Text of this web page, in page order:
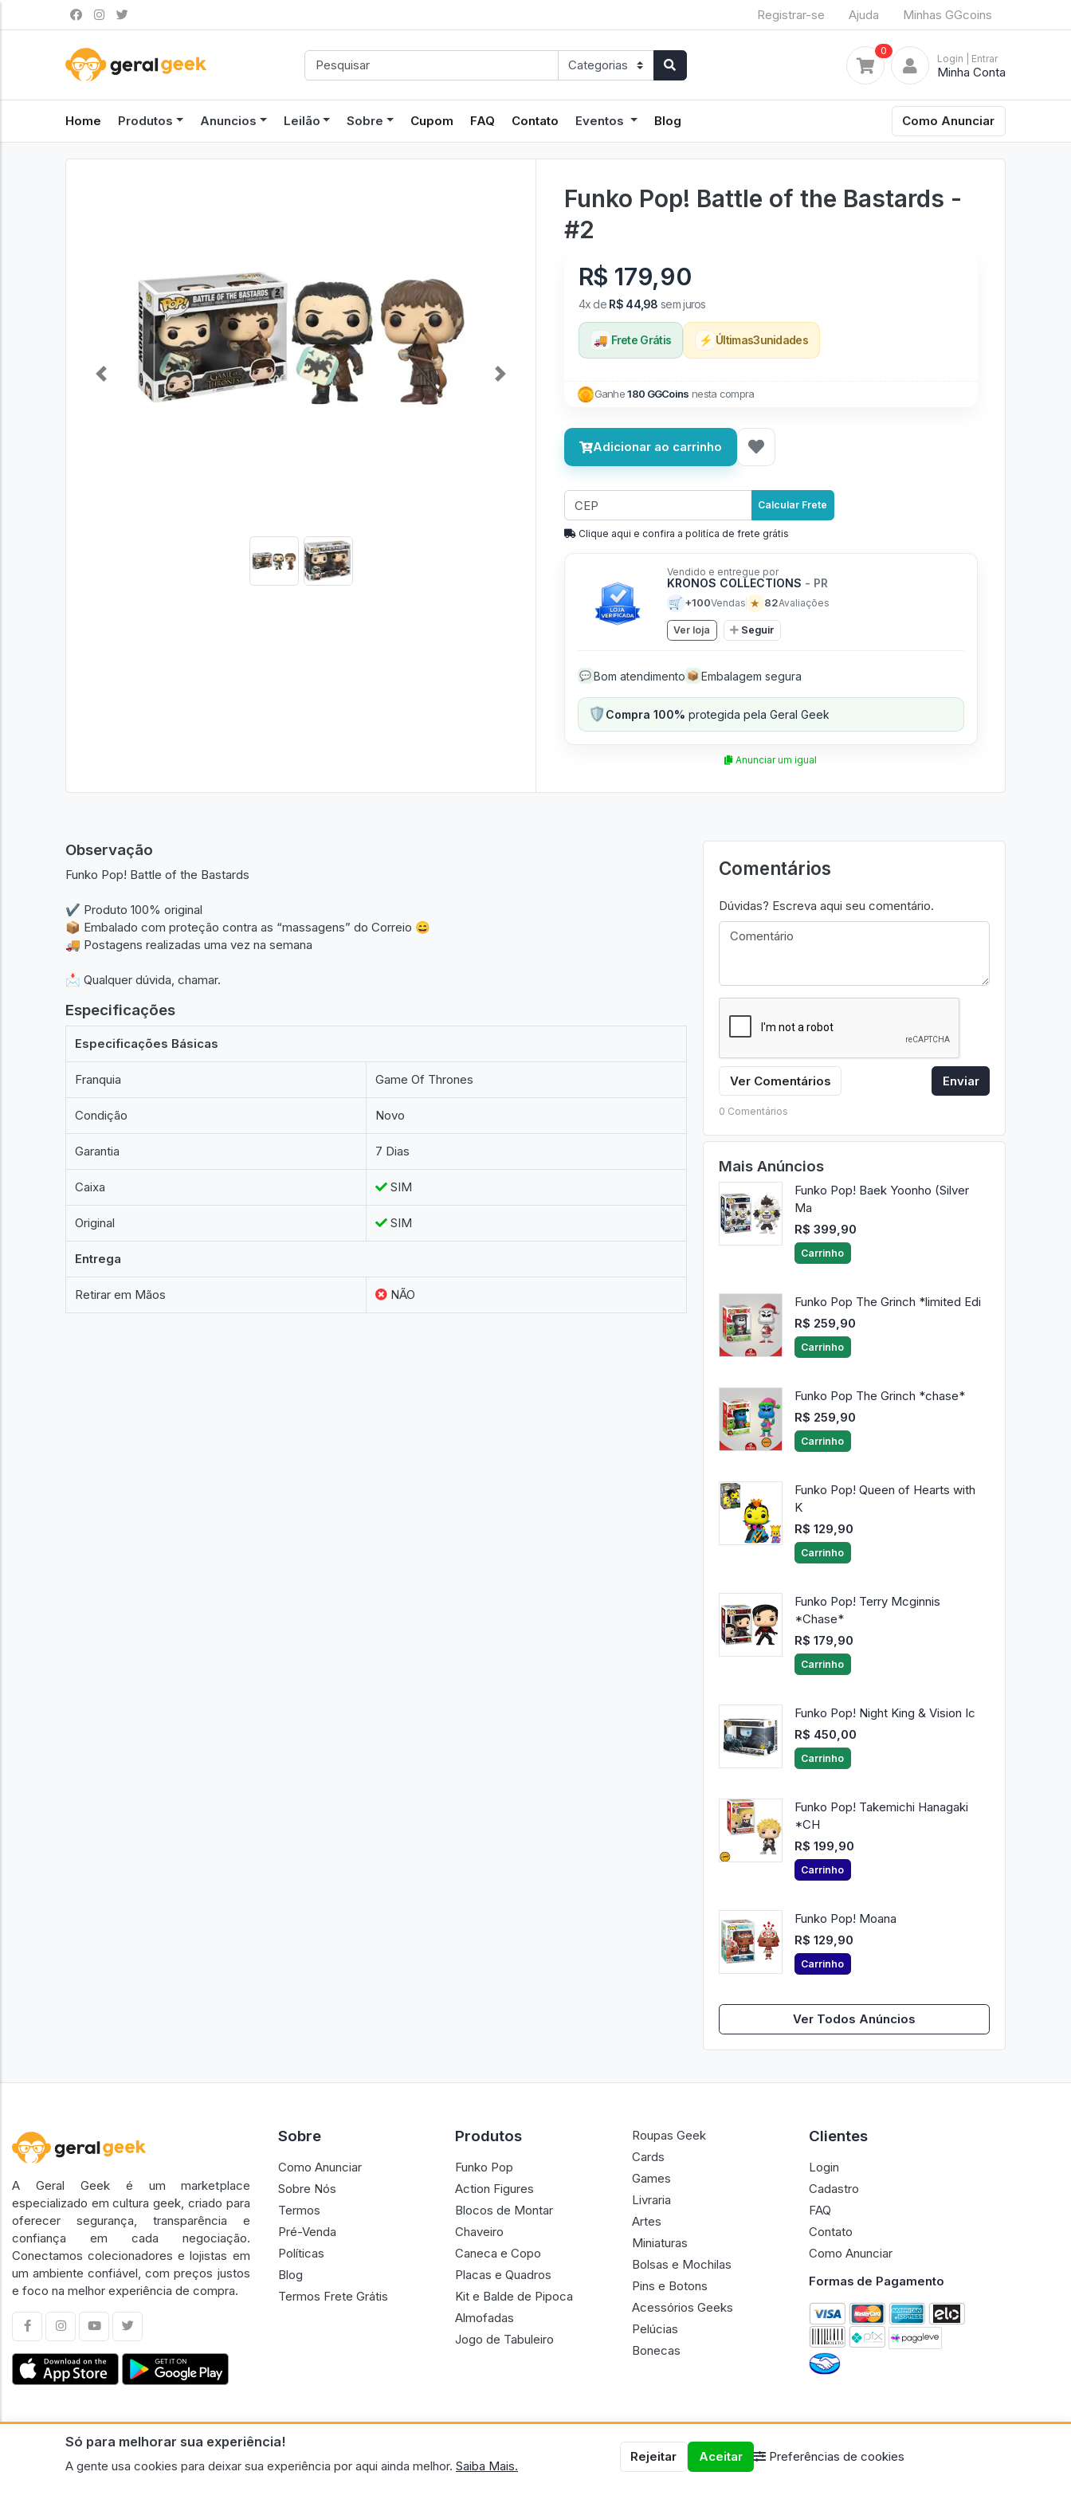
Registrar-se Ajuda Minhas GGcoins
0
Login | Entrar
Minha Conta
Home Produtos Anuncios Leilão Sobre Cupom FAQ Contato Eventos Blog Como Anunciar
Previous Next
Funko Pop! Battle of the Bastards -
#2
R$ 179,90
4x de R$ 44,98 sem juros
🚚 Frete Grátis ⚡ Últimas3unidades
Ganhe180 GGCoins nesta compra
Adicionar ao carrinho
Calcular Frete
Clique aqui e confira a politíca de frete grátis
Vendido e entregue por
KRONOS COLLECTIONS - PR
🛒 +100Vendas ★ 82Avaliações
Ver loja Seguir
💬 Bom atendimento 📦 Embalagem segura
🛡️Compra 100% protegida pela Geral Geek
Anunciar um igual
Observação
Funko Pop! Battle of the Bastards
✔️ Produto 100% original
📦 Embalado com proteção contra as “massagens” do Correio 😄
🚚 Postagens realizadas uma vez na semana
📩 Qualquer dúvida, chamar.
Especificações
Especificações Básicas
Franquia Game Of Thrones
Condição Novo
Garantia 7 Dias
Caixa SIM
Original SIM
Entrega
Retirar em Mãos NÃO
Comentários
Dúvidas? Escreva aqui seu comentário.
Ver Comentários Enviar
0 Comentários
Mais Anúncios
Funko Pop! Baek Yoonho (Silver
Ma
R$ 399,90
Carrinho
Funko Pop The Grinch *limited Edi
R$ 259,90
Carrinho
Funko Pop The Grinch *chase*
R$ 259,90
Carrinho
Funko Pop! Queen of Hearts with
K
R$ 129,90
Carrinho
Funko Pop! Terry Mcginnis
*Chase*
R$ 179,90
Carrinho
Funko Pop! Night King & Vision Ic
R$ 450,00
Carrinho
Funko Pop! Takemichi Hanagaki
*CH
R$ 199,90
Carrinho
Funko Pop! Moana
R$ 129,90
Carrinho
Ver Todos Anúncios
Só para melhorar sua experiência!
A gente usa cookies para deixar sua experiência por aqui ainda melhor. Saiba Mais.
Rejeitar Aceitar Preferências de cookies
A Geral Geek é um marketplace
especializado em cultura geek, criado para
oferecer segurança, transparência e
confiança em cada negociação.
Conectamos colecionadores e lojistas em
um ambiente confiável, com preços justos
e foco na melhor experiência de compra.
Sobre
Como Anunciar
Sobre Nós
Termos
Pré-Venda
Políticas
Blog
Termos Frete Grátis
Produtos
Funko Pop
Action Figures
Blocos de Montar
Chaveiro
Caneca e Copo
Placas e Quadros
Kit e Balde de Pipoca
Almofadas
Jogo de Tabuleiro
Roupas Geek
Cards
Games
Livraria
Artes
Miniaturas
Bolsas e Mochilas
Pins e Botons
Acessórios Geeks
Pelúcias
Bonecas
Clientes
Login
Cadastro
FAQ
Contato
Como Anunciar
Formas de Pagamento
CNPJ n.º 30.220.458/0001-17 - GERAL GEEK PORTAL ELETRONICO LTDA.